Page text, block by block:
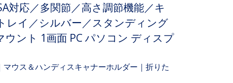
対応／多関節／高さ調節機能／キ
レイ／シルバー／スタンディング
ント 1画面 PC パソコン ディスプ
ウス＆ハンディスキャナーホルダー｜折りた